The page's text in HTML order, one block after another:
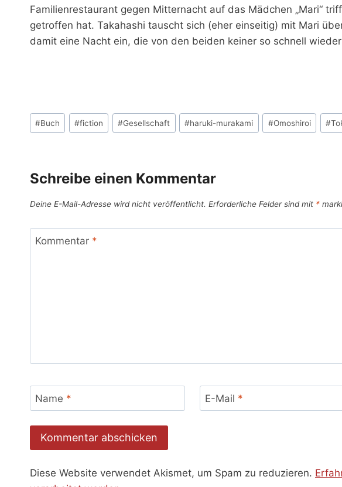
Familienrestaurant gegen Mitternacht auf das Mädchen „Mari“
getroffen hat. Takahashi tauscht sich (eher einseitig) mit Mari
damit eine Nacht ein, die von den beiden keiner so schnell
Schlagworte:
#Buch #fiction #Gesellschaft #haruki-murakami #Omoshiroi #
Schreibe einen Kommentar
Deine E-Mail-Adresse wird nicht veröffentlicht. Erforderliche Felder sind mit *
Kommentar *
Name * E-Mail *
Diese Website verwendet Akismet, um Spam zu reduzieren.